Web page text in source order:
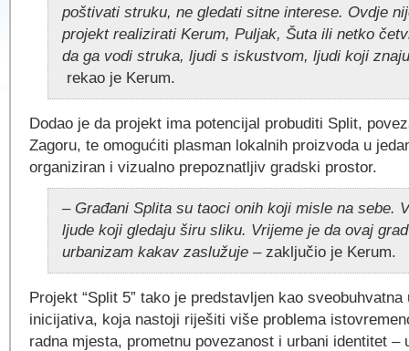
poštivati struku, ne gledati sitne interese. Ovdje
projekt realizirati Kerum, Puljak, Šuta ili netko
da ga vodi struka, ljudi s iskustvom, ljudi koji
rekao je Kerum.
Dodao je da projekt ima potencijal probuditi Split,
Zagoru, te omogućiti plasman lokalnih proizvoda u
organiziran i vizualno prepoznatljiv gradski prostor.
– Građani Splita su taoci onih koji misle na sebe.
ljude koji gledaju širu sliku. Vrijeme je da ovaj
urbanizam kakav zaslužuje –zaključio je Kerum.
Projekt “Split 5” tako je predstavljen kao
inicijativa, koja nastoji riješiti više problema
radna mjesta, prometnu povezanost i urbani identitet –